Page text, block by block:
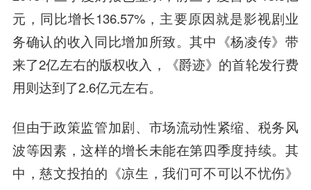
元，同比增长136.57%，主要原因就是影视剧业
务确认的收入同比增加所致。其中《杨凌传》带
来了2亿左右的版权收入，《爵迹》的首轮发行费
用则达到了2.6亿元左右。
但由于政策监管加剧、市场流动性紧缩、税务风
波等因素，这样的增长未能在第四季度持续。其
中，慈文投拍的《凉生，我们可不可以不忧伤》